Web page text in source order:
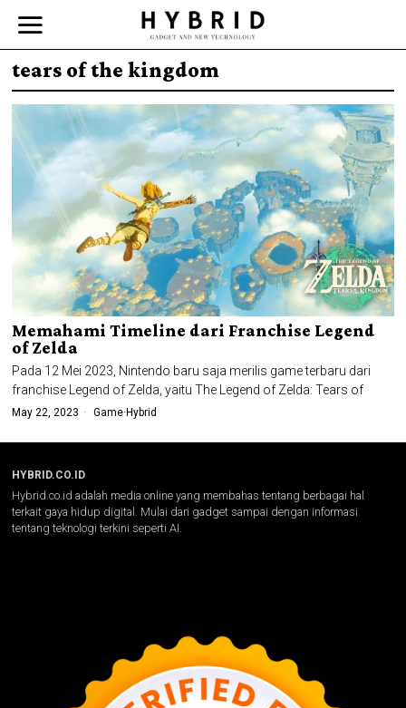
tears of the kingdom
Memahami Timeline dari Franchise Legend
of Zelda
Pada 12 Mei 2023, Nintendo baru saja merilis game terbaru dari
franchise Legend of Zelda, yaitu The Legend of Zelda: Tears of
May 22, 2023 Game·Hybrid
HYBRID.CO.ID
Hybrid.co.id adalah media online yang membahas tentang berbagai hal
terkait gaya hidup digital. Mulai dari gadget sampai dengan informasi
tentang teknologi terkini seperti AI.